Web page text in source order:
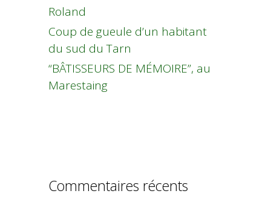
Roland
Coup de gueule d’un habitant
du sud du Tarn
“BÂTISSEURS DE MÉMOIRE”, au
Marestaing
Commentaires récents